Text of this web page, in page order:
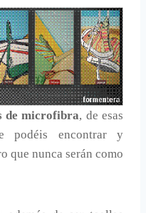
de microfibra, de esas
podéis encontrar y
que nunca serán como